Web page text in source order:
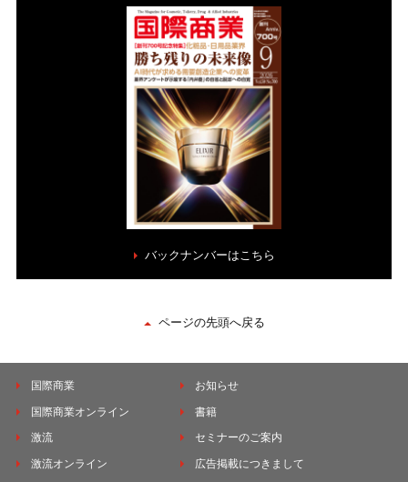
バックナンバーはこちら
ページの先頭へ戻る
国際商業
国際商業オンライン
激流
激流オンライン
お知らせ
書籍
セミナーのご案内
広告掲載につきまして